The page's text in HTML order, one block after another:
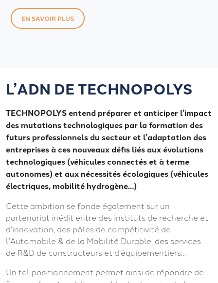
EN SAVOIR PLUS
L’ADN DE TECHNOPOLYS
TECHNOPOLYS entend préparer et anticiper l’impact
des mutations technologiques par la formation des
futurs professionnels du secteur et l’adaptation des
entreprises à ces nouveaux défis liés aux évolutions
technologiques (véhicules connectés et à terme
autonomes) et aux nécessités écologiques (véhicules
électriques, mobilité hydrogène…)
Cette ambition se fonde également sur un
partenariat inédit entre des instituts de recherche et
d’innovation, des pôles de compétitivité de
l’Automobile & de la Mobilité Durable, des services
de R&D de constructeurs et d’équipementiers…
Un tel positionnement permet ainsi de répondre de